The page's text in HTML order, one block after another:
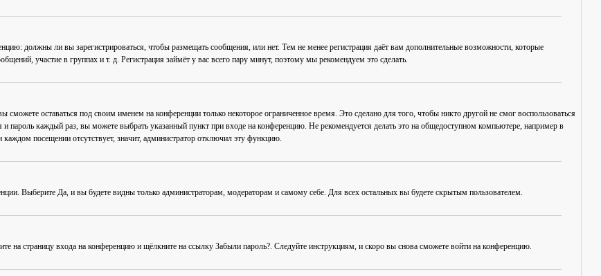
должны ли вы зарегистрироваться, чтобы размещать сообщения, или нет. Тем не менее регистрация даёт вам дополнительные возможности, которые
участие в группах и т. д. Регистрация займёт у вас всего пару минут, поэтому мы рекомендуем это сделать.
сможете оставаться под своим именем на конференции только некоторое ограниченное время. Это сделано для того, чтобы никто другой не смог воспользоваться
пароль каждый раз, вы можете выбрать указанный пункт при входе на конференцию. Не рекомендуется делать это на общедоступном компьютере, например в
каждом посещении отсутствует, значит, администратор отключил эту функцию.
. Выберите Да, и вы будете видны только администраторам, модераторам и самому себе. Для всех остальных вы будете скрытым пользователем.
на страницу входа на конференцию и щёлкните на ссылку Забыли пароль?. Следуйте инструкциям, и скоро вы снова сможете войти на конференцию.